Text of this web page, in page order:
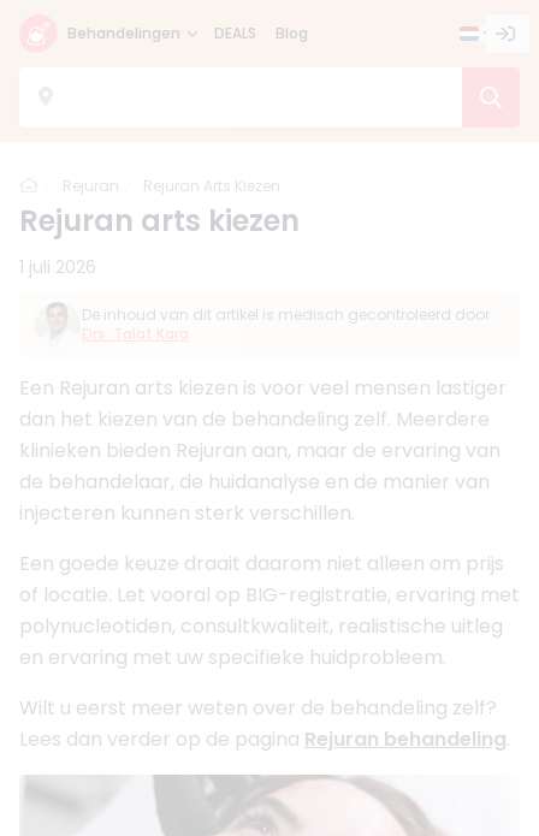
Behandelingen DEALS Blog
Home
Rejuran Rejuran Arts Kiezen
Rejuran arts kiezen
1 juli 2026
De inhoud van dit artikel is medisch gecontroleerd door:
Drs. Talat Kara
Een Rejuran arts kiezen is voor veel mensen lastiger
dan het kiezen van de behandeling zelf. Meerdere
klinieken bieden Rejuran aan, maar de ervaring van
de behandelaar, de huidanalyse en de manier van
injecteren kunnen sterk verschillen.
Een goede keuze draait daarom niet alleen om prijs
of locatie. Let vooral op BIG-registratie, ervaring met
polynucleotiden, consultkwaliteit, realistische uitleg
en ervaring met uw specifieke huidprobleem.
Wilt u eerst meer weten over de behandeling zelf?
Lees dan verder op de pagina Rejuran behandeling.